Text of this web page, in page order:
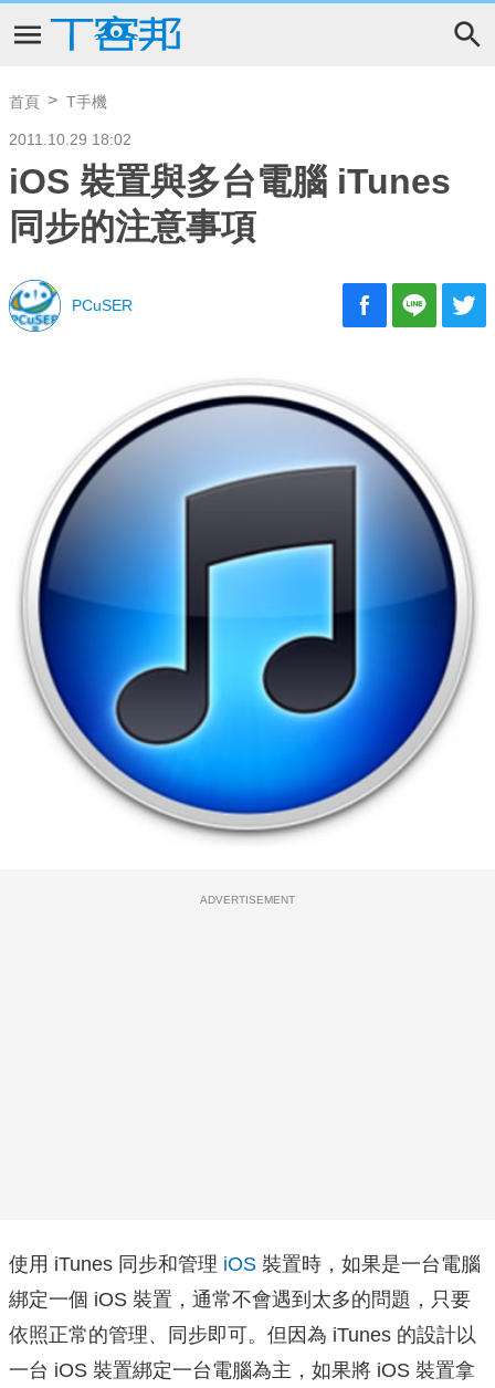
首頁 T手機
2011.10.29 18:02
iOS 裝置與多台電腦 iTunes
同步的注意事項
PCuSER
ADVERTISEMENT
使用 iTunes 同步和管理 iOS 裝置時，如果是一台電腦
綁定一個 iOS 裝置，通常不會遇到太多的問題，只要
依照正常的管理、同步即可。但因為 iTunes 的設計以
一台 iOS 裝置綁定一台電腦為主，如果將 iOS 裝置拿